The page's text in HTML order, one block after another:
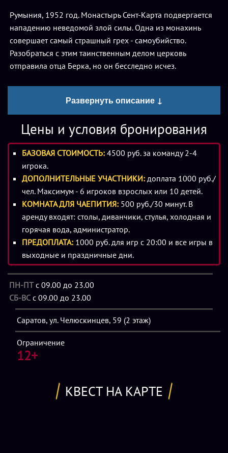
Румыния, 1952 год. Монастырь Сент-Карта подвергается
нападению неведомой злой силы. Одна из монахинь
совершает самый страшный грех - самоубийство.
Разобраться с этим таинственным делом церковь
отправила отца Берка, но он бесследно исчез.
инквизиторов, Вам поручено выяснить, осталось ли это
беспристрастны, с чем бы Вам не пришлось столкнутся.
Описание
Квест «Заклятие. Зарождение зла» в Саратове - это
уникальная возможность погрузиться в атмосферу
таинственного монастыря 15 века. Двухэтажная локация
площадью более 200 квадратных метров погрузит вас в
мистическую и леденящую душу атмосферу. Сложный
лабиринт внутри квеста и впечатляющие спецэффекты
создадут полное ощущение реальности происходящего.
Готовы ли вы раскрыть тайну древнего монастыря и
противостоять надвигающемуся злу?
Зарождение зла» в Саратовестанет незабываемым
приключением, которое проверит вашу силу духа и
решимость. Не упустите шанс стать частью этой
захватывающей истории и пролить свет на древнее
проклятие, терзающее стены монастыря Сент-Карта.
Развернуть описание ↓
Цены и условия бронирования
БАЗОВАЯ СТОИМОСТЬ: 4500 руб. за команду 2-4
игрока.
ДОПОЛНИТЕЛЬНЫЕ УЧАСТНИКИ: доплата 1000 руб./
чел. Максимум - 6 игроков взрослых или 10 детей.
КОМНАТА ДЛЯ ЧАЕПИТИЯ: 500 руб./30 минут. В
аренду входят: столы, диванчики, стулья, холодная и
горячая вода, администратор.
ПРЕДОПЛАТА: 1000 руб. для игр c 20:00 и все игры в
выходные и праздничные дни.
ПН-ПТс 09.00 до 23.00
СБ-ВС с 09.00 до 23.00
Саратов, ул. Челюскинцев, 59 (2 этаж)
Ограничение
12+
КВЕСТ НА КАРТЕ